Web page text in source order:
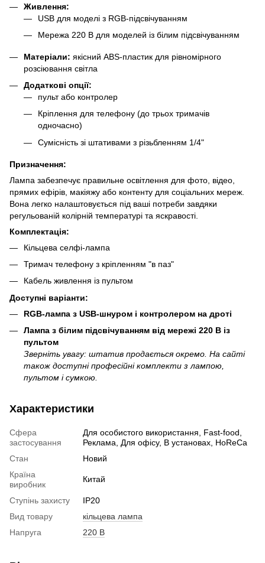
Живлення:
USB для моделі з RGB-підсвічуванням
Мережа 220 В для моделей із білим підсвічуванням
Матеріали: якісний ABS-пластик для рівномірного
розсіювання світла
Додаткові опції:
пульт або контролер
Кріплення для телефону (до трьох тримачів
одночасно)
Сумісність зі штативами з різьбленням 1/4"
Призначення:
Лампа забезпечує правильне освітлення для фото, відео,
прямих ефірів, макіяжу або контенту для соціальних мереж.
Вона легко налаштовується під ваші потреби завдяки
регульованій колірній температурі та яскравості.
Комплектація:
Кільцева селфі-лампа
Тримач телефону з кріпленням "в паз"
Кабель живлення із пультом
Доступні варіанти:
RGB-лампа з USB-шнуром і контролером на дроті
Лампа з білим підсвічуванням від мережі 220 В із
пультом
Зверніть увагу: штатив продається окремо. На сайті
також доступні професійні комплекти з лампою,
пультом і сумкою.
Характеристики
Сфера
застосування
Для особистого використання, Fast-food,
Реклама, Для офісу, В установах, HoReCa
Стан
Новий
Країна
виробник
Китай
Ступінь захисту
IP20
Вид товару
кільцева лампа
Напруга
220 В